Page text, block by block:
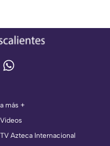
a más +
Videos
TV Azteca Internacional